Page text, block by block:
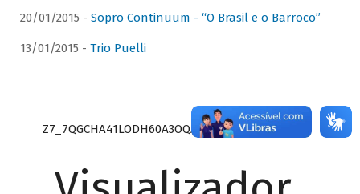
20/01/2015 - Sopro Continuum - “O Brasil e o Barroco”
13/01/2015 - Trio Puelli
Z7_7QGCHA41LODH60A3OQA8RN1415